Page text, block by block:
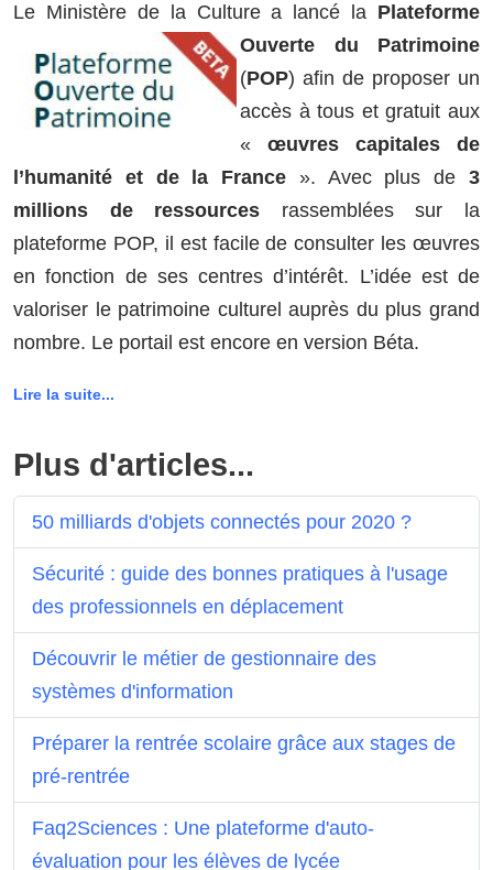
Le Ministère de la Culture a lancé la Plateforme
Ouverte du Patrimoine
(POP) afin de proposer un
accès à tous et gratuit aux
« œuvres capitales de
l’humanité et de la France ». Avec plus de3
millions de ressources rassemblées sur la
plateforme POP, il est facile de consulter les œuvres
en fonction de ses centres d’intérêt. L’idée est de
valoriser le patrimoine culturel auprès du plus grand
nombre. Le portail est encore en version Béta.
Lire la suite...
Plus d'articles...
50 milliards d'objets connectés pour 2020 ?
Sécurité : guide des bonnes pratiques à l'usage
des professionnels en déplacement
Découvrir le métier de gestionnaire des
systèmes d'information
Préparer la rentrée scolaire grâce aux stages de
pré-rentrée
Faq2Sciences : Une plateforme d'auto-
évaluation pour les élèves de lycée